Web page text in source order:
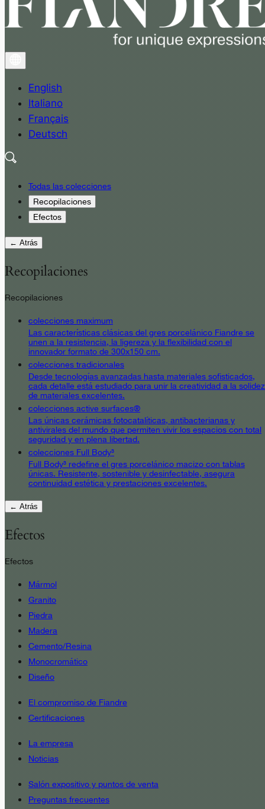
English
Italiano
Français
Deutsch
Todas las colecciones
Recopilaciones
Efectos
← Atrás
Recopilaciones
Recopilaciones
colecciones maximum
Las características clásicas del gres porcelánico Fiandre se
unen a la resistencia, la ligereza y la flexibilidad con el
innovador formato de 300x150 cm.
colecciones tradicionales
Desde tecnologías avanzadas hasta materiales sofisticados,
cada detalle está estudiado para unir la creatividad a la solidez
de materiales excelentes.
colecciones active surfaces®
Las únicas cerámicas fotocatalíticas, antibacterianas y
antivirales del mundo que permiten vivir los espacios con total
seguridad y en plena libertad.
colecciones Full Body³
Full Body³ redefine el gres porcelánico macizo con tablas
únicas. Resistente, sostenible y desinfectable, asegura
continuidad estética y prestaciones excelentes.
← Atrás
Efectos
Efectos
Mármol
Granito
Piedra
Madera
Cemento/Resina
Monocromático
Diseño
El compromiso de Fiandre
Certificaciones
La empresa
Noticias
Salón expositivo y puntos de venta
Preguntas frecuentes